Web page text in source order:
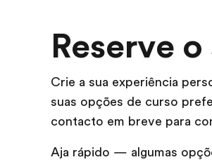
Reserve
Crie a sua experiência
suas opções de curso
contacto em breve para
Aja rápido — algumas